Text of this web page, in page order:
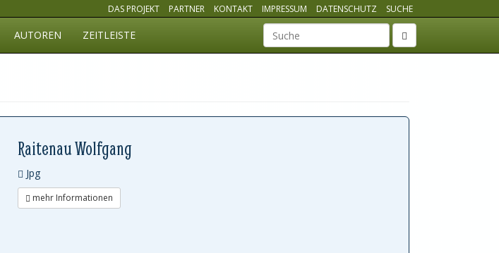
DAS PROJEKT PARTNER KONTAKT IMPRESSUM DATENSCHUTZ SUCHE
AUTOREN ZEITLEISTE Suchbegriff
Raitenau Wolfgang
Jpg
mehr Informationen